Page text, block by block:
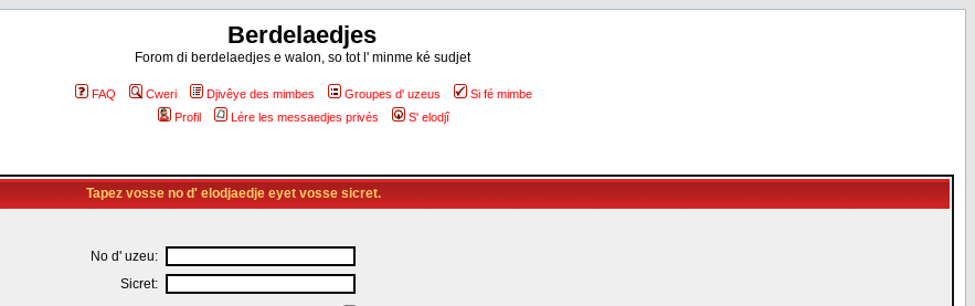
Berdelaedjes
Forom di berdelaedjes e walon, so tot l' minme ké sudjet
FAQ Cweri Djivêye des mimbes Groupes d' uzeus
Si fé mimbe
Profil
Lére les messaedjes privés S' elodjî
Tapez vosse no d' elodjaedje eyet vosse sicret.
No d' uzeu:
Sicret: